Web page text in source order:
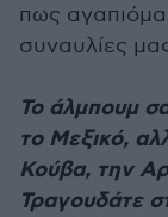
πως
συναυλίες
Το άλμπουμ
το Μεξικό,
Κούβα, την
Τραγουδάτε